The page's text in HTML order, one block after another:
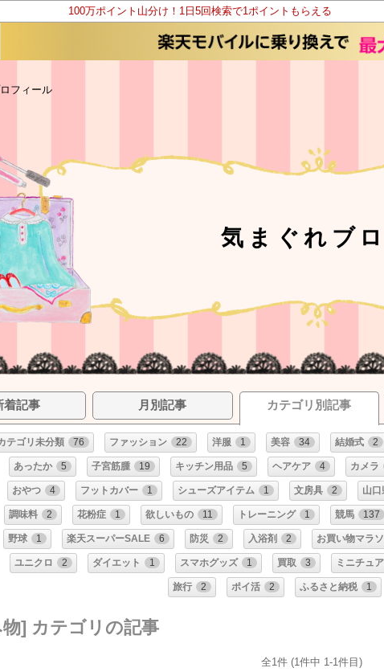
100万ポイント山分け！1日5回検索で1ポイントもらえる
フィール
気まぐれブ
着記事 月別記事 カテゴリ別記事
テゴリ未分類 76 ファッション 22 洋服 1 美容 34 結婚式 2
あったか 5 子宮筋腫 19 キッチン用品 5 ヘアケア 4 カメラ
おやつ 4 フットカバー 1 シューズアイテム 1 文房具 2 山口
調味料 2 花粉症 1 欲しいもの 11 トレーニング 1 競馬 137
野球 1 楽天スーパーSALE 6 防災 2 入浴剤 2 お買い物マラ
ユニクロ 2 ダイエット 1 スマホグッズ 1 買取 3 ミニチュア
旅行 2 ポイ活 2 ふるさと納税 1
物] カテゴリの記事
全1件 (1件中 1-1件目)